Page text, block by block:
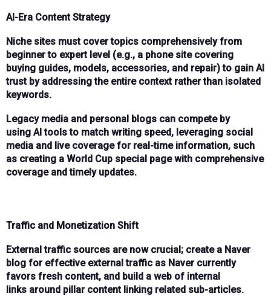
AI-Era Content Strategy
Niche sites must cover topics comprehensively from
beginner to expert level (e.g., a phone sitecovering
buying guides, models, accessories, and repair) to gain AI
trustby addressing the entire contextrather than isolated
keywords.
Legacy media and personal blogs can compete by
using AI toolsto match writing speed, leveraging social
media and live coveragefor real-time information, such
as creating a World Cup special pagewith comprehensive
coverage and timely updates.
Traffic and Monetization Shift
External traffic sources are now crucial; create a Naver
blog for effective external traffic as Naver currently
favors fresh content, and build a web of internal
links around pillar content linking related sub-articles.